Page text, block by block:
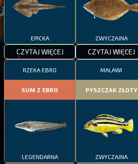
EPICKA
CZYTAJ WIĘCEJ
ZWYCZAJNA
CZYTAJ WIĘCEJ
RZEKA EBRO
SUM Z EBRO
LEGENDARNA
MALAWI
PYSZCZAK ZŁOTY
ZWYCZAJNA